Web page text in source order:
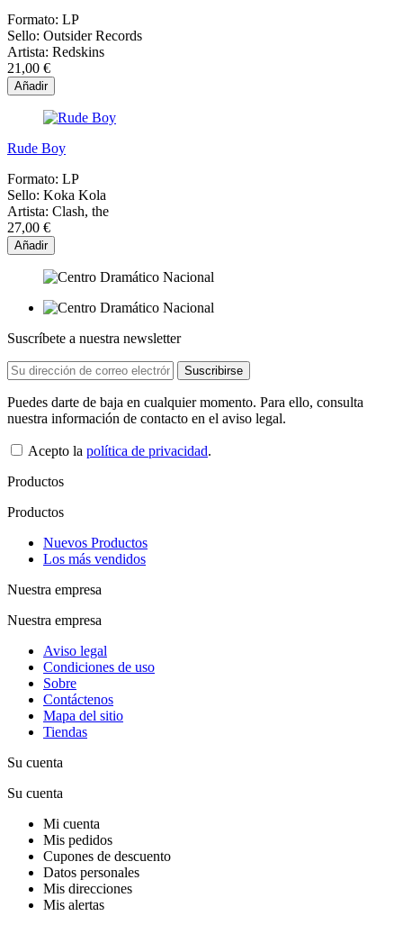
Formato: LP
Sello: Outsider Records
Artista: Redskins
21,00 €
Añadir
Rude Boy
Formato: LP
Sello: Koka Kola
Artista: Clash, the
27,00 €
Añadir
Suscríbete a nuestra newsletter
Puedes darte de baja en cualquier momento. Para ello, consulta
nuestra información de contacto en el aviso legal.
Acepto la política de privacidad.
Productos
Productos
Nuevos Productos
Los más vendidos
Nuestra empresa
Nuestra empresa
Aviso legal
Condiciones de uso
Sobre
Contáctenos
Mapa del sitio
Tiendas
Su cuenta
Su cuenta
Mi cuenta
Mis pedidos
Cupones de descuento
Datos personales
Mis direcciones
Mis alertas